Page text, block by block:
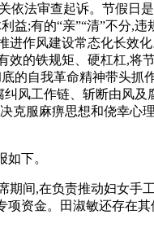
法审查起诉。节假日
益;有的“亲”“清”不分,
进作风建设常态化长效
的铁规矩、硬杠杠,将
的自我革命精神带头抓
风工作链、斩断由风及
克服麻痹思想和侥幸心
下。
期间,在负责推动妇女手
资金。田淑敏还存在